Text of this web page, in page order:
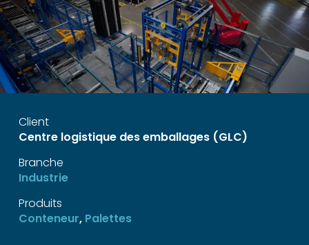
Client
Centre logistique des emballages (GLC)
Branche
Industrie
Produits
Conteneur, Palettes